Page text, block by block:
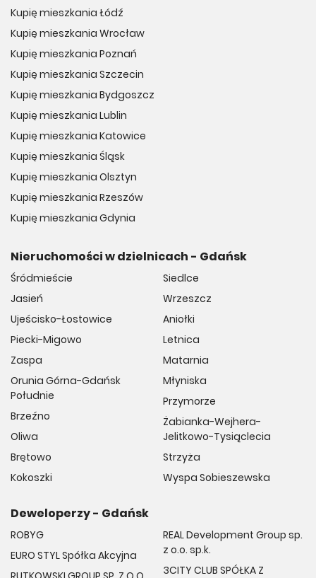
Kupię mieszkania Łódź
Kupię mieszkania Wrocław
Kupię mieszkania Poznań
Kupię mieszkania Szczecin
Kupię mieszkania Bydgoszcz
Kupię mieszkania Lublin
Kupię mieszkania Katowice
Kupię mieszkania Śląsk
Kupię mieszkania Olsztyn
Kupię mieszkania Rzeszów
Kupię mieszkania Gdynia
Nieruchomości w dzielnicach - Gdańsk
Śródmieście
Jasień
Ujeścisko-Łostowice
Piecki-Migowo
Zaspa
Orunia Górna-Gdańsk
Południe
Brzeźno
Oliwa
Brętowo
Kokoszki
Siedlce
Wrzeszcz
Aniołki
Letnica
Matarnia
Młyniska
Przymorze
Żabianka-Wejhera-
Jelitkowo-Tysiąclecia
Strzyża
Wyspa Sobieszewska
Deweloperzy - Gdańsk
ROBYG
EURO STYL Spółka Akcyjna
REAL Development Group sp.
z o.o. sp.k.
3CITY CLUB SPÓŁKA Z